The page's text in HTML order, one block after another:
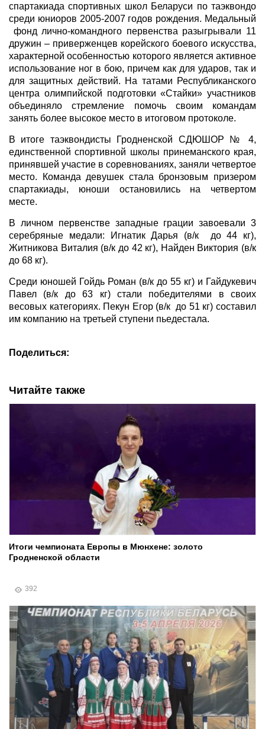
спартакиада спортивных школ Беларуси по таэквондо
среди юниоров 2005-2007 годов рождения. Медальный
фонд лично-командного первенства разыгрывали 11
дружин – приверженцев корейского боевого искусства,
характерной особенностью которого является активное
использование ног в бою, причем как для ударов, так и
для защитных действий. На татами Республиканского
центра олимпийской подготовки «Стайки» участников
объединяло стремление помочь своим командам
занять более высокое место в итоговом протоколе.
В итоге таэквондисты Гродненской СДЮШОР № 4,
единственной спортивной школы принеманского края,
принявшей участие в соревнованиях, заняли четвертое
место. Команда девушек стала бронзовым призером
спартакиады, юноши остановились на четвертом
месте.
В личном первенстве западные грации завоевали 3
серебряные медали: Игнатик Дарья (в/к до 44 кг),
Житникова Виталия (в/к до 42 кг), Найден Виктория (в/к
до 68 кг).
Среди юношей Гойдь Роман (в/к до 55 кг) и Гайдукевич
Павел (в/к до 63 кг) стали победителями в своих
весовых категориях. Пекун Егор (в/к до 51 кг) составил
им компанию на третьей ступени пьедестала.
Поделиться:
Читайте также
Итоги чемпионата Европы в Мюнхене: золото
Гродненской области
392